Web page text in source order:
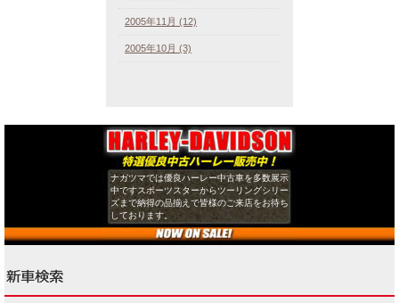
2005年11月 (12)
2005年10月 (3)
ナガツマでは優良ハーレー中古車を多数展示
中ですスポーツスターからツーリングシリー
ズまで納得の品揃えで皆様のご来店をお待ち
しております。